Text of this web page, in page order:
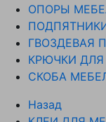
ОПОРЫ
ГВОЗДЕВАЯ
КРЮЧКИ
СКОБА
Назад